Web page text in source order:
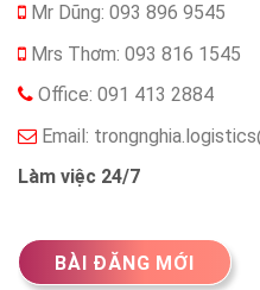
Mr Dũng: 093 896 9545
Mrs Thơm: 093 816 1545
Office: 091 413 2884
Email:
Làm việc 24/7
BÀI ĐĂNG MỚI